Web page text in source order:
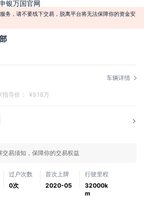
银万国官网
务，请不要线下交易，脱离平台将无法保障你的资金安
车辆详情
指导价： ¥9.18万
交易须知，保障你的交易权益
过户次数
0次
首次上牌
2020-05
行驶里程
32000k
m